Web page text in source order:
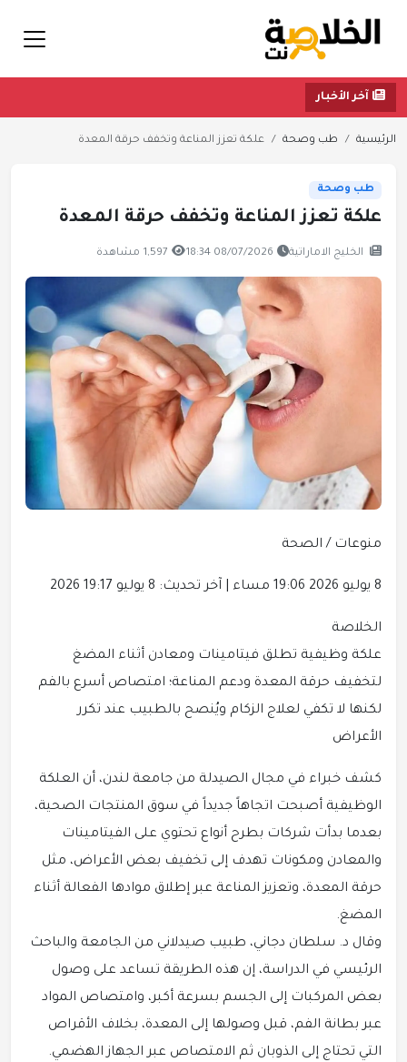
آخر الأخبار
الرئيسية طب وصحة علكة تعزز المناعة وتخفف حرقة المعدة
طب وصحة
علكة تعزز المناعة وتخفف حرقة المعدة
الخليج الاماراتية 08/07/2026 18:34 1,597 مشاهدة
منوعات / الصحة
8 يوليو 2026 19:06 مساء | آخر تحديث: 8 يوليو 19:17 2026
الخلاصة
علكة وظيفية تطلق فيتامينات ومعادن أثناء المضغ
لتخفيف حرقة المعدة ودعم المناعة؛ امتصاص أسرع بالفم
لكنها لا تكفي لعلاج الزكام ويُنصح بالطبيب عند تكرر
الأعراض
كشف خبراء في مجال الصيدلة من جامعة لندن، أن العلكة
الوظيفية أصبحت اتجاهاً جديداً في سوق المنتجات الصحية،
بعدما بدأت شركات بطرح أنواع تحتوي على الفيتامينات
والمعادن ومكونات تهدف إلى تخفيف بعض الأعراض، مثل
حرقة المعدة، وتعزيز المناعة عبر إطلاق موادها الفعالة أثناء
المضغ.
وقال د. سلطان دجاني، طبيب صيدلاني من الجامعة والباحث
الرئيسي في الدراسة، إن هذه الطريقة تساعد على وصول
بعض المركبات إلى الجسم بسرعة أكبر، وامتصاص المواد
عبر بطانة الفم، قبل وصولها إلى المعدة، بخلاف الأقراص
التي تحتاج إلى الذوبان ثم الامتصاص عبر الجهاز الهضمي.